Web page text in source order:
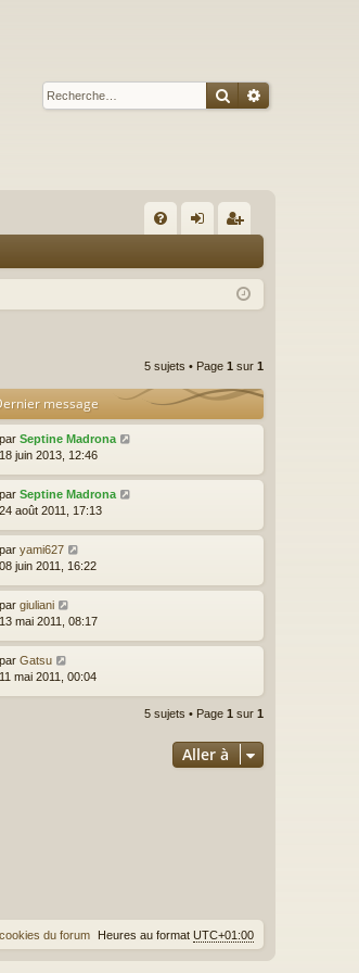
Rechercher
Recherche
Q ne nr
5 sujets • Page 1 sur 1
message
par Septine Madrona
18 juin 2013, 12:46
par Septine Madrona
24 août 2011, 17:13
par yami627
08 juin 2011, 16:22
par giuliani
13 mai 2011, 08:17
par Gatsu
11 mai 2011, 00:04
5 sujets • Page 1 sur 1
Aller à
Heures au format UTC+01:00
du forum